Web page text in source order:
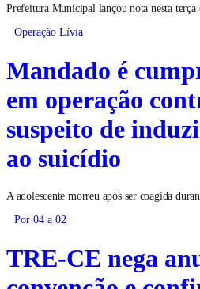
Prefeitura Municipal lançou nota nesta terça
Operação Lívia
Mandado é
em operação
suspeito de
ao suicídio
A adolescente morreu após ser coagida
Por 04 a 02
TRE-CE nega